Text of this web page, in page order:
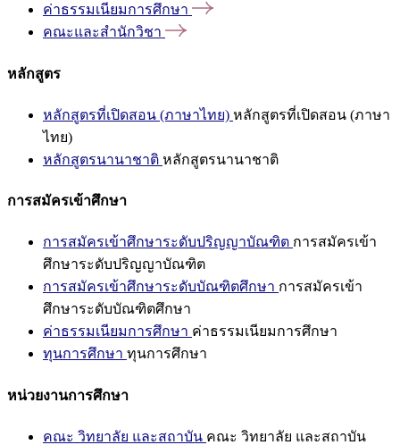
ค่าธรรมเนียมการศึกษา
คณะและสำนักวิชา
หลักสูตร
หลักสูตรที่เปิดสอน (ภาษาไทย) หลักสูตรที่เปิดสอน (ภาษา
ไทย)
หลักสูตรนานาชาติ หลักสูตรนานาชาติ
การสมัครเข้าศึกษา
การสมัครเข้าศึกษาระดับปริญญาบัณฑิต การสมัครเข้า
ศึกษาระดับปริญญาบัณฑิต
การสมัครเข้าศึกษาระดับบัณฑิตศึกษา การสมัครเข้า
ศึกษาระดับบัณฑิตศึกษา
ค่าธรรมเนียมการศึกษา ค่าธรรมเนียมการศึกษา
ทุนการศึกษา ทุนการศึกษา
หน่วยงานการศึกษา
คณะ วิทยาลัย และสถาบัน คณะ วิทยาลัย และสถาบัน